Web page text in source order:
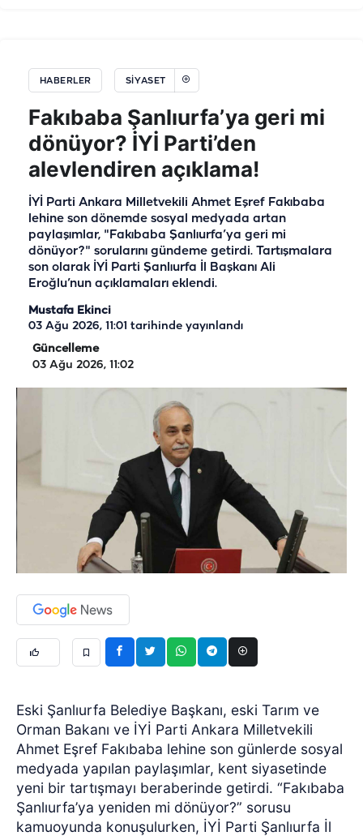
HABERLER SIYASET
Fakıbaba Şanlıurfa’ya geri mi
dönüyor? İYİ Parti’den
alevlendiren açıklama!
İYİ Parti Ankara Milletvekili Ahmet Eşref Fakıbaba
lehine son dönemde sosyal medyada artan
paylaşımlar, "Fakıbaba Şanlıurfa’ya geri mi
dönüyor?" sorularını gündeme getirdi. Tartışmalara
son olarak İYİ Parti Şanlıurfa İl Başkanı Ali
Eroğlu’nun açıklamaları eklendi.
Mustafa Ekinci
03 Ağu 2026, 11:01 tarihinde yayınlandı
Güncelleme
03 Ağu 2026, 11:02
Eski Şanlıurfa Belediye Başkanı, eski Tarım ve
Orman Bakanı ve İYİ Parti Ankara Milletvekili
Ahmet Eşref Fakıbaba lehine son günlerde sosyal
medyada yapılan paylaşımlar, kent siyasetinde
yeni bir tartışmayı beraberinde getirdi. “Fakıbaba
Şanlıurfa’ya yeniden mi dönüyor?” sorusu
kamuoyunda konuşulurken, İYİ Parti Şanlıurfa İl